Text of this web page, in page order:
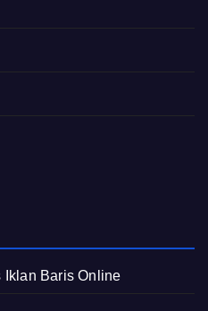
Iklan Baris Online